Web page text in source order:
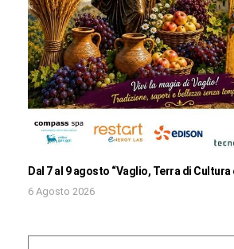
Dal 7 al 9 agosto “Vaglio, Terra di Cultura
6 Agosto 2026